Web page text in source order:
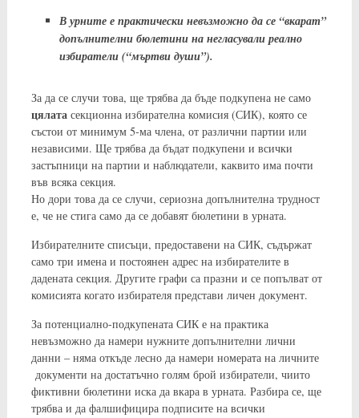
В урните е практически невъзможно да се “вкарат”
допълнителни бюлетини на негласували реално
избиратели (“мъртви души”).
За да се случи това, ще трябва да бъде подкупена не само
цялатасекционна избирателна комисия (СИК), която се
състои от минимум 5-ма члена, от различни партии или
независими. Ще трябва да бъдат подкупени и всички
застъпници на партии и наблюдатели, каквито има почти
във всяка секция.
Но дори това да се случи, сериозна допълнителна трудност
е, че не стига само да се добавят бюлетини в урната.
Избирателните списъци, предоставени на СИК, съдържат
само три имена и постоянен адрес на избирателите в
дадената секция. Другите графи са празни и се попълват от
комисията когато избирателя представи личен документ.
За потенциално-подкупената СИК е на практика
невъзможно да намери нужните допълнителни лични
данни – няма откъде лесно да намери номерата на личните
документи на достатъчно голям брой избиратели, чиито
фиктивни бюлетини иска да вкара в урната. Разбира се, ще
трябва и да фалшифицира подписите на всички